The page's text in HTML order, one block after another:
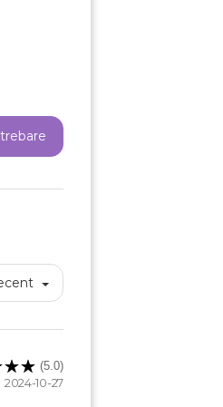
(5.0)
2024-10-27
Anuleaza